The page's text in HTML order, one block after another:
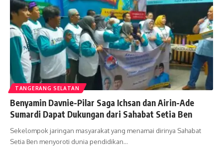
TANGERANG SELATAN
Benyamin Davnie-Pilar Saga Ichsan dan Airin-Ade
Sumardi Dapat Dukungan dari Sahabat Setia Ben
Sekelompok jaringan masyarakat yang menamai dirinya Sahabat
Setia Ben menyoroti dunia pendidikan…